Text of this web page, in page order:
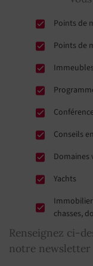
Points de
Points de
Immeubles
Conseils
Domaines
Yachts
chasses,
Renseignez ci-
notre newsletter